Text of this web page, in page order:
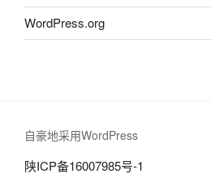
WordPress.org
自豪地采用WordPress
陕ICP备16007985号-1